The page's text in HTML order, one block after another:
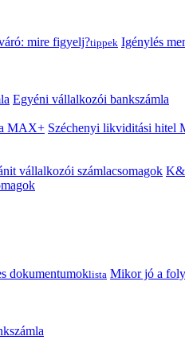
mire figyelj?tippek Igénylés
Egyéni vállalkozói bankszámla
MAX+ Széchenyi likviditási hitel
vállalkozói számlacsomagok
dokumentumoklista Mikor jó a